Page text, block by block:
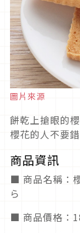
圖片來源
餅乾上搶眼的
櫻花的人不要錯
商品資訊
■ 商品名稱：
ら
■ 商品價格：